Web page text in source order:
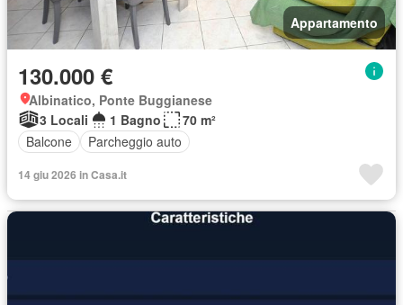
Appartamento
130.000 €
Albinatico, Ponte Buggianese
3 Locali
1 Bagno
70 m²
Balcone
Parcheggio auto
14 giu 2026 in Casa.it